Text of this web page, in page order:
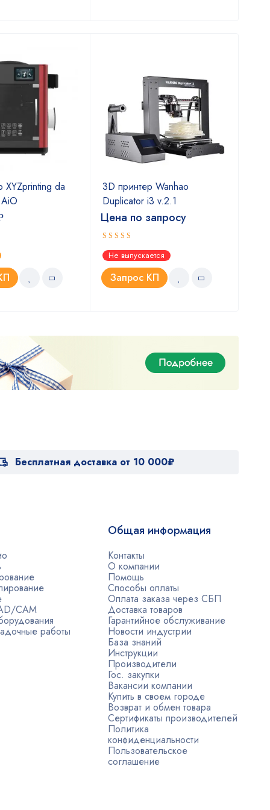
XYZprinting da
3D принтер Wanhao
Duplicator i3 v.2.1
Цена по запросу
Оценка
5.00из 5
Не выпускается
Запрос КП
Бесплатная доставка от 10 000₽
CAM
работы
Общая информация
Контакты
О компании
Помощь
Способы оплаты
Оплата заказа через СБП
Доставка товаров
Гарантийное обслуживание
Новости индустрии
База знаний
Инструкции
Производители
Гос. закупки
Вакансии компании
Купить в своем городе
Возврат и обмен товара
Сертификаты производителей
Политика
конфиденциальности
Пользовательское
соглашение